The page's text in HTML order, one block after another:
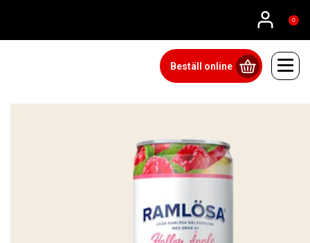
0
Beställ online